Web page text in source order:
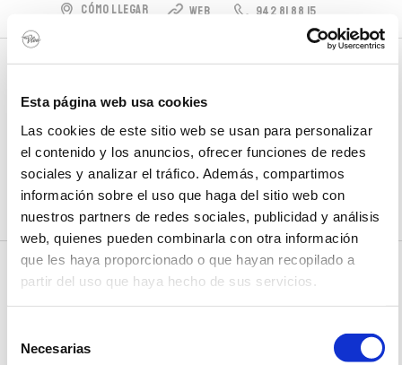
Esta página web usa cookies
Las cookies de este sitio web se usan para personalizar
el contenido y los anuncios, ofrecer funciones de redes
sociales y analizar el tráfico. Además, compartimos
información sobre el uso que haga del sitio web con
nuestros partners de redes sociales, publicidad y análisis
web, quienes pueden combinarla con otra información
que les haya proporcionado o que hayan recopilado a
partir del uso que haya hecho de sus servicios.
Necesarias
CÓMO LLEGAR WEB 942 81 88 15
Carretera Reinosa-Alto Campoo km 24.
Hermandad de Campoo de Suso,
Cantabria, España
Hermandad de Campoo de Suso, Cantabria
CÓMO LLEGAR WEB 902 210 112
IMPRESCINDIBLES
Mirador de Covalruyo - Portillo de Lunada
CÓMO LLEGAR